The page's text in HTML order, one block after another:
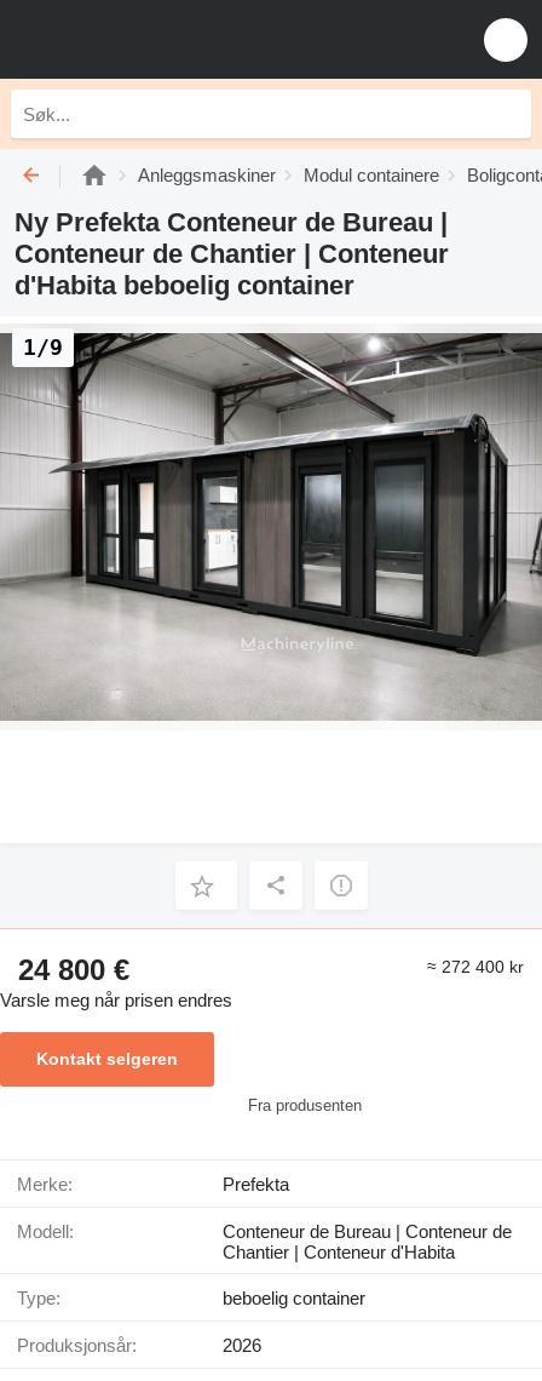
Anleggsmaskiner Modul containere
Ny Prefekta Conteneur de Bureau |
Conteneur de Chantier | Conteneur
d'Habita beboelig container
1/9
24 800 € ≈ 272 400 kr
Varsle meg når prisen endres
Kontakt selgeren
Fra produsenten
Merke: Prefekta
Modell:
Conteneur de Bureau | Conteneur de
Chantier | Conteneur d'Habita
Type: beboelig container
Produksjonsår: 2026